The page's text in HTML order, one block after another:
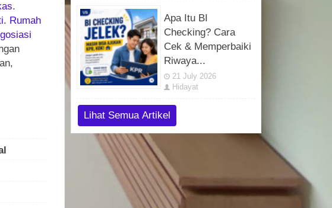
.
. Rumah
Apa Itu BI
Checking? Cara
Cek & Memperbaiki
Riwaya...
21 July 2026
Hidayat
Lihat Semua Artikel